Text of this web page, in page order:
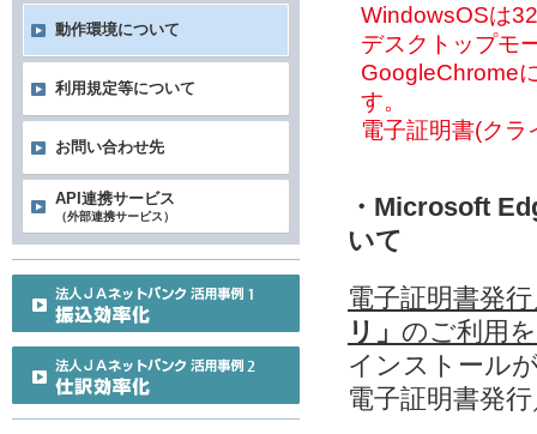
WindowsOSは
デスクトップモ
GoogleChrome
す。
電子証明書(ク
・Microsoft
いて
電子証明書発
リ」 のご利用
インストール
電子証明書発
動作環境について
利用規定等について
お問い合わせ先
API連携サービス
（外部連携サービス）